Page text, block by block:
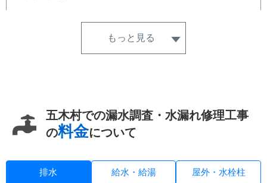
もっと見る
五木村での漏水調査・水漏れ修理工事
の料金について
排水 給水・給湯 屋外・水栓柱